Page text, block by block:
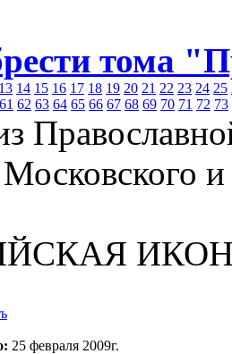
тома
13 14 15 16 17 18 19 20 21 22 23 24 25
61 62 63 64 65 66 67 68 69 70 71 72 73
25 февраля 2009г.